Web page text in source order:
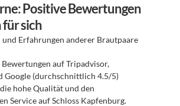
Positive Bewertungen
für sich
und Erfahrungen anderer Brautpaare
auf Tripadvisor,
Google (durchschnittlich 4.5/5)
hohe Qualität und den
Service auf Schloss Kapfenburg.